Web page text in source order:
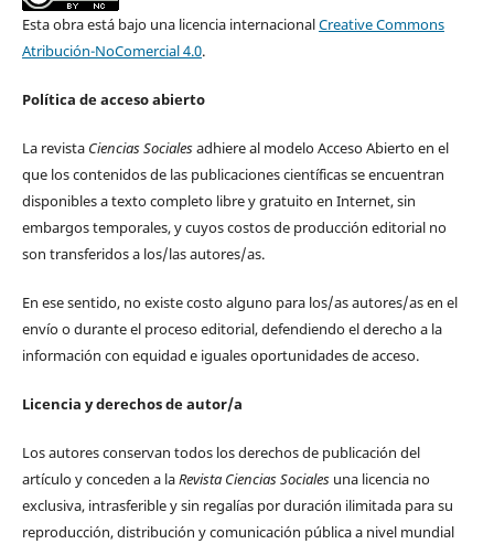
Esta obra está bajo una licencia internacionalCreative Commons
Atribución-NoComercial 4.0.
Política de acceso abierto
La revista Ciencias Socialesadhiere al modelo Acceso Abierto en el
que los contenidos de las publicaciones científicas se encuentran
disponibles a texto completo libre y gratuito en Internet, sin
embargos temporales, y cuyos costos de producción editorial no
son transferidos a los/las autores/as.
En ese sentido, no existe costo alguno para los/as autores/as en el
envío o durante el proceso editorial, defendiendo el derecho a la
información con equidad e iguales oportunidades de acceso.
Licencia y derechos de autor/a
Los autores conservan todos los derechos de publicación del
artículo y conceden a laRevista Ciencias Socialesuna licencia no
exclusiva, intrasferible y sin regalías por duración ilimitada para su
reproducción, distribución y comunicación pública a nivel mundial